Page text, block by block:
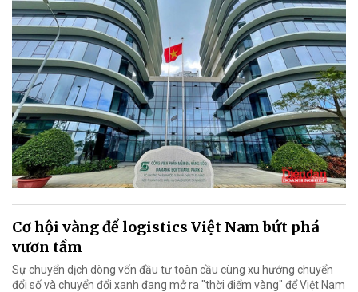
Cơ hội vàng để logistics Việt Nam bứt phá
vươn tầm
Sự chuyển dịch dòng vốn đầu tư toàn cầu cùng xu hướng chuyển
đổi số và chuyển đổi xanh đang mở ra "thời điểm vàng" để Việt Nam